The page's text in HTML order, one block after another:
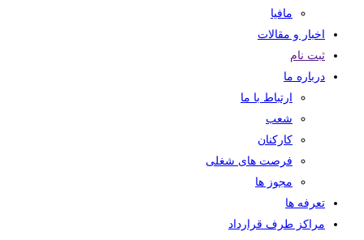
مافیا
اخبار و مقالات
ثبت نام
درباره ما
ارتباط با ما
شعب
کارکنان
فرصت های شغلی
مجوز ها
تعرفه ها
مراکز طرف قرارداد